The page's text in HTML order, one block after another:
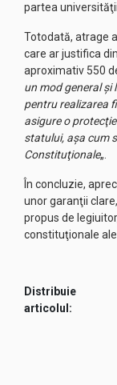
partea universităţii.
Totodată, atrage
care ar justifica
aproximativ 550
un mod general şi
pentru realizarea
asigure o
statului, aşa cum
Constituţionale„.
În concluzie,
unor garanţii
propus de
constituţionale ale
Distribuie
articolul: